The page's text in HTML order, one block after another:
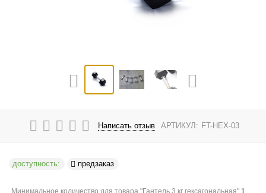
Написать отзыв АРТИКУЛ: FT-HEX-03
доступность: предзаказ
Минимальное количество для товара "Гантель 3 кг гексагональная"1.